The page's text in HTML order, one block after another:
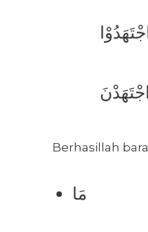
Berhasillah
مَا